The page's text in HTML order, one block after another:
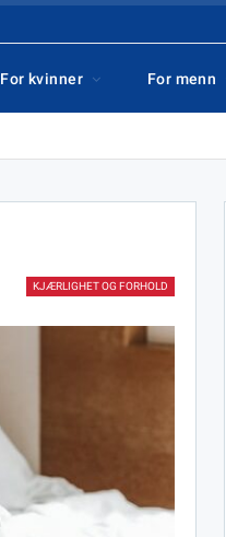
For kvinner For menn
KJÆRLIGHET OG FORHOLD